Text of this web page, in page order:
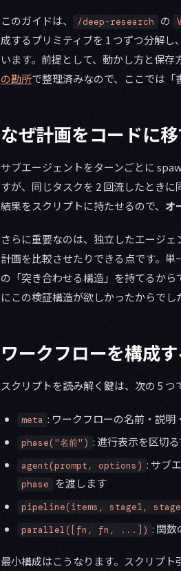
このガイドは、 /deep-research の
成するプリミティブを 1 つずつ分解
います。前提として、動かし方と保存
の勘所で整理済みなので、ここでは「
なぜ計画をコードに
サブエージェントをターンごとに
すが、同じタスクを 2 回流したとき
結果をスクリプトに持たせるので、 オ
さらに重要なのは、独立したエージ
計画を比較させたりできる点です。
の「突き合わせる構造」を持てるか
にこの検証構造が欲しかったからでし
ワークフローを構成
スクリプトを読み解く鍵は、次の 5 つ
meta : ワークフローの名前・説明
phase("名前") : 進行表示を区切る
agent(prompt, options) : サブ
phase を渡します
pipeline(items, stage1,
parallel([fn, fn, ...]) : 関
最小構成はこうなります。スクリプト